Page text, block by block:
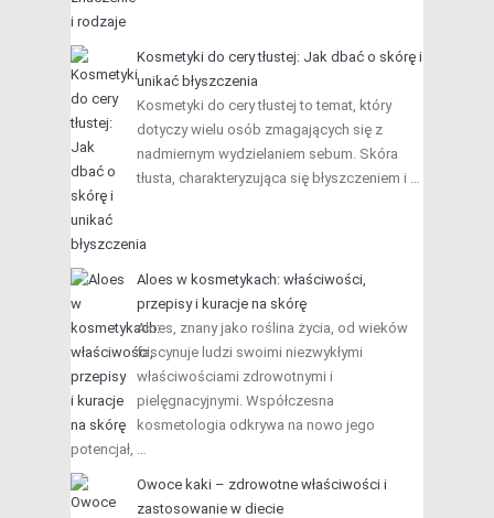
Kosmetyki do cery tłustej: Jak dbać o skórę i
unikać błyszczenia
Kosmetyki do cery tłustej to temat, który
dotyczy wielu osób zmagających się z
nadmiernym wydzielaniem sebum. Skóra
tłusta, charakteryzująca się błyszczeniem i …
Aloes w kosmetykach: właściwości,
przepisy i kuracje na skórę
Aloes, znany jako roślina życia, od wieków
fascynuje ludzi swoimi niezwykłymi
właściwościami zdrowotnymi i
pielęgnacyjnymi. Współczesna
kosmetologia odkrywa na nowo jego
potencjał, …
Owoce kaki – zdrowotne właściwości i
zastosowanie w diecie